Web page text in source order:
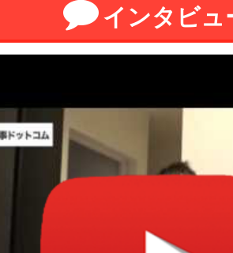
インタビュ